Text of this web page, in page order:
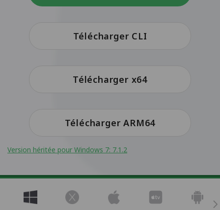
Télécharger CLI
Télécharger x64
Télécharger ARM64
Version héritée pour Windows 7: 7.1.2